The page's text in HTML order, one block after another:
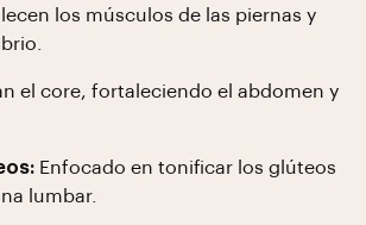
los músculos de las piernas y
el core, fortaleciendo el abdomen y
Enfocado en tonificar los glúteos
lumbar.